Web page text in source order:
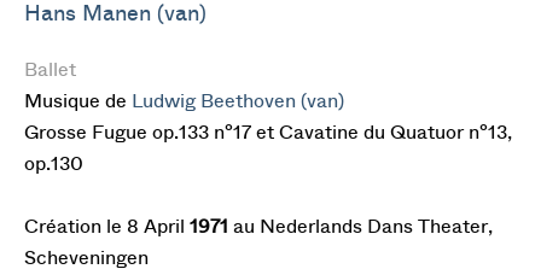
Hans Manen (van)
Ballet
Musique de
Ludwig Beethoven (van)
Grosse Fugue op.133 n°17 et Cavatine du Quatuor n°13,
op.130
Création le 8 April 1971 au Nederlands Dans Theater,
Scheveningen